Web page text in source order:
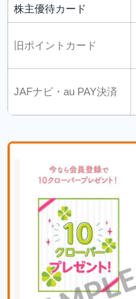
株主優待カード
旧ポイントカード
JAFナビ・au PAY決済